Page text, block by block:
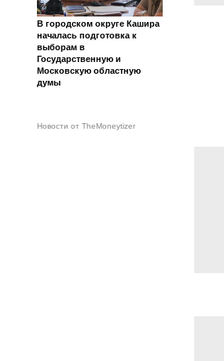
В городском округе Кашира
началась подготовка к
выборам в
Государственную и
Московскую областную
думы
Новости от TheMoneytizer